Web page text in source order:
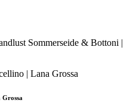
Sommerseide & Bottoni |